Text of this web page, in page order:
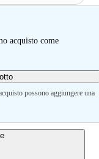
acquisto come
possono aggiungere una